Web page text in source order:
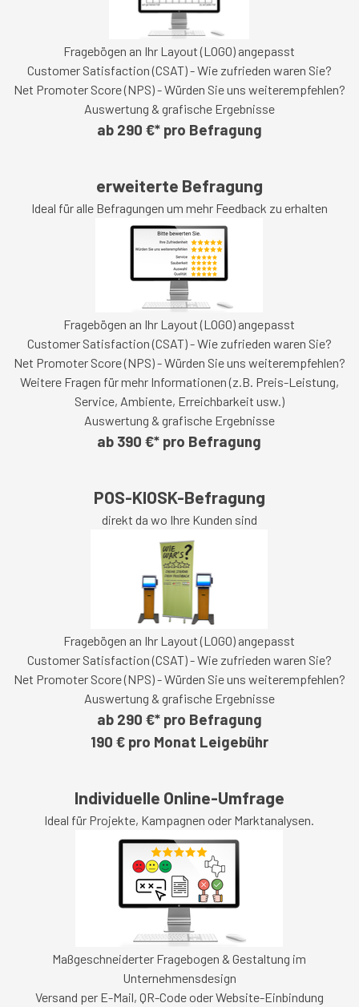
Fragebögen an Ihr Layout (LOGO) angepasst
Customer Satisfaction (CSAT) - Wie zufrieden waren Sie?
Net Promoter Score (NPS) - Würden Sie uns weiterempfehlen?
Auswertung & grafische Ergebnisse
ab 290 €* pro Befragung
erweiterte Befragung
Ideal für alle Befragungen um mehr Feedback zu erhalten
Fragebögen an Ihr Layout (LOGO) angepasst
Customer Satisfaction (CSAT) - Wie zufrieden waren Sie?
Net Promoter Score (NPS) - Würden Sie uns weiterempfehlen?
Weitere Fragen für mehr Informationen (z.B. Preis-Leistung,
Service, Ambiente, Erreichbarkeit usw.)
Auswertung & grafische Ergebnisse
ab 390 €* pro Befragung
POS-KIOSK-Befragung
direkt da wo Ihre Kunden sind
Fragebögen an Ihr Layout (LOGO) angepasst
Customer Satisfaction (CSAT) - Wie zufrieden waren Sie?
Net Promoter Score (NPS) - Würden Sie uns weiterempfehlen?
Auswertung & grafische Ergebnisse
ab 290 €* pro Befragung
190 € pro Monat Leigebühr
Individuelle Online-Umfrage
Ideal für Projekte, Kampagnen oder Marktanalysen.
Maßgeschneiderter Fragebogen & Gestaltung im
Unternehmensdesign
Versand per E-Mail, QR-Code oder Website-Einbindung